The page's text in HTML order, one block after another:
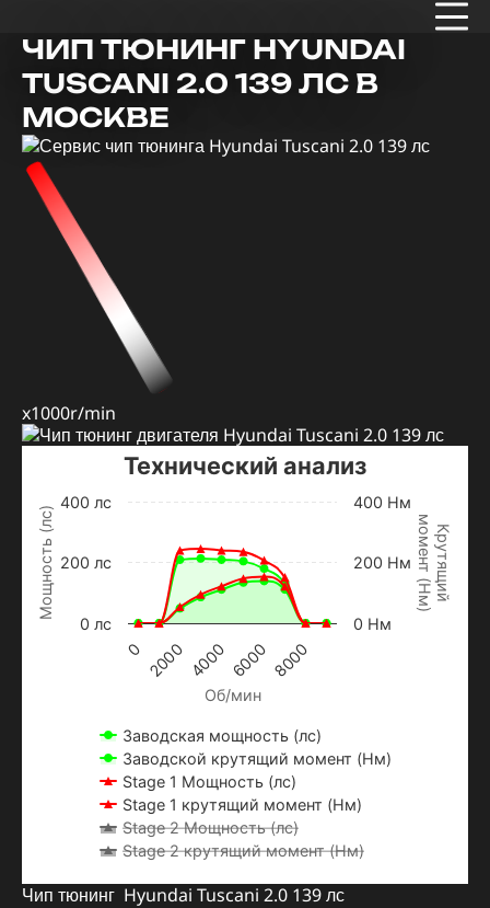
ЧИП ТЮНИНГ HYUNDAI
TUSCANI 2.0 139 ЛС В
МОСКВЕ
x1000r/min
Об/мин
Мощность (лс) Крутящий
м
о
м
е
н
т
(
Н
м
)
Технический анализ
Заводская мощность (лс)
Заводской крутящий момент (Нм)
Stage 1 Мощность (лс)
Stage 1 крутящий момент (Нм)
Stage 2 Мощность (лс)
Stage 2 крутящий момент (Нм)
0 2000 4000 6000 8000
0 лс
200 лс
400 лс
0 Нм
200 Нм
400 Нм
Чип тюнинг Hyundai Tuscani 2.0 139 лс